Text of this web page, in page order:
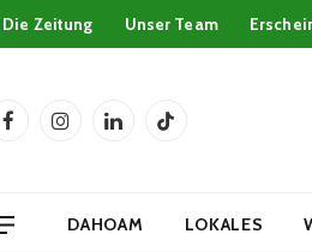
Die Zeitung Unser Team
FacebookInstagramLinkedInTikTok
DAHOAM LOKALES